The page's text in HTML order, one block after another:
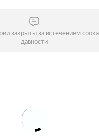
закрыты за истечением срока
давности